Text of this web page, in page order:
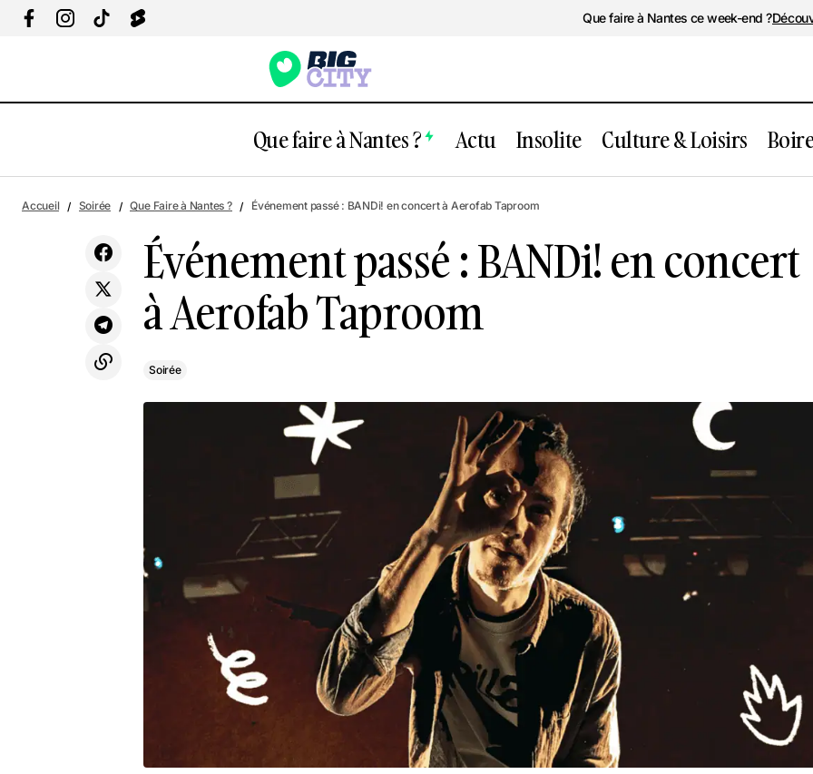
Que faire à Nantes ce week-end ?
Que faire à Nantes ? Actu Insolite Culture & Loisirs
Soirée Événement passé : BANDi! en concert à
Accueil Soirée Que Faire à Nantes ? Événement passé : BANDi! en concert à Aerofab Taproom
Événement passé : BANDi! en concert
à Aerofab Taproom
Soirée